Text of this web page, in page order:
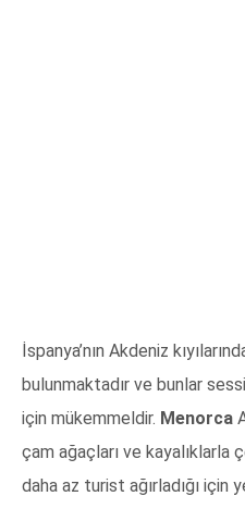
İspanya’nın Akdeniz
bulunmaktadır ve bunlar
için mükemmeldir. Menorca
çam ağaçları ve kayalıklarla
daha az turist ağırladığı için